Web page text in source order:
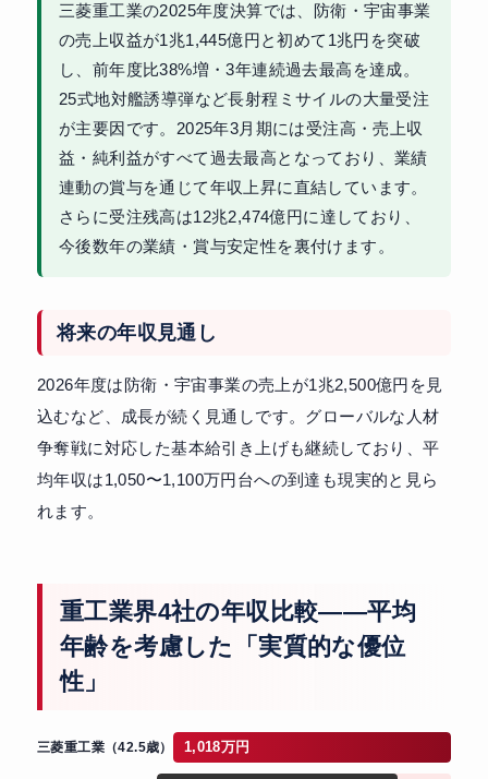
三菱重工業の2025年度決算では、防衛・宇宙事業
の売上収益が1兆1,445億円と初めて1兆円を突破
し、前年度比38%増・3年連続過去最高を達成。
25式地対艦誘導弾など長射程ミサイルの大量受注
が主要因です。2025年3月期には受注高・売上収
益・純利益がすべて過去最高となっており、業績
連動の賞与を通じて年収上昇に直結しています。
さらに受注残高は12兆2,474億円に達しており、
今後数年の業績・賞与安定性を裏付けます。
将来の年収見通し
2026年度は防衛・宇宙事業の売上が1兆2,500億円を見
込むなど、成長が続く見通しです。グローバルな人材
争奪戦に対応した基本給引き上げも継続しており、平
均年収は1,050〜1,100万円台への到達も現実的と見ら
れます。
重工業界4社の年収比較——平均
年齢を考慮した「実質的な優位
性」
三菱重工業（42.5歳） 1,018万円